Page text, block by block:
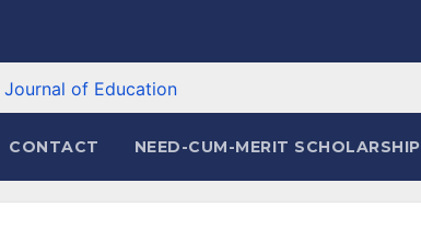
CONTACT NEED-CUM-MERIT SCHOLARSHIP